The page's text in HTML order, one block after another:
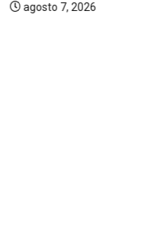
agosto 7, 2026